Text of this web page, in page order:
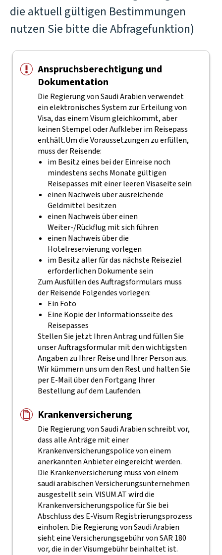
die aktuell gültigen Bestimmungen
nutzen Sie bitte die Abfragefunktion)
Anspruchsberechtigung und
Dokumentation
Die Regierung von Saudi Arabien verwendet
ein elektronisches System zur Erteilung von
Visa, das einem Visum gleichkommt, aber
keinen Stempel oder Aufkleber im Reisepass
enthält.Um die Voraussetzungen zu erfüllen,
muss der Reisende:
im Besitz eines bei der Einreise noch
mindestens sechs Monate gültigen
Reisepasses mit einer leeren Visaseite sein
einen Nachweis über ausreichende
Geldmittel besitzen
einen Nachweis über einen
Weiter-/Rückflug mit sich führen
einen Nachweis über die
Hotelreservierung vorlegen
im Besitz aller für das nächste Reiseziel
erforderlichen Dokumente sein
Zum Ausfüllen des Auftragsformulars muss
der Reisende Folgendes vorlegen:
Ein Foto
Eine Kopie der Informationsseite des
Reisepasses
Stellen Sie jetzt Ihren Antrag und füllen Sie
unser Auftragsformular mit den wichtigsten
Angaben zu Ihrer Reise und Ihrer Person aus.
Wir kümmern uns um den Rest und halten Sie
per E-Mail über den Fortgang Ihrer
Bestellung auf dem Laufenden.
Krankenversicherung
Die Regierung von Saudi Arabien schreibt vor,
dass alle Anträge mit einer
Krankenversicherungspolice von einem
anerkannten Anbieter eingereicht werden.
Die Krankenversicherung muss von einem
saudi arabischen Versicherungsunternehmen
ausgestellt sein. VISUM.AT wird die
Krankenversicherungspolice für Sie bei
Abschluss des E-Visum Registrierungsprozess
einholen. Die Regierung von Saudi Arabien
sieht eine Versicherungsgebühr von SAR 180
vor, die in der Visumgebühr beinhaltet ist.